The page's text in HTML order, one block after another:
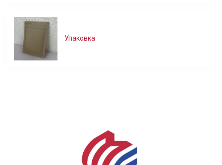
Упаковка